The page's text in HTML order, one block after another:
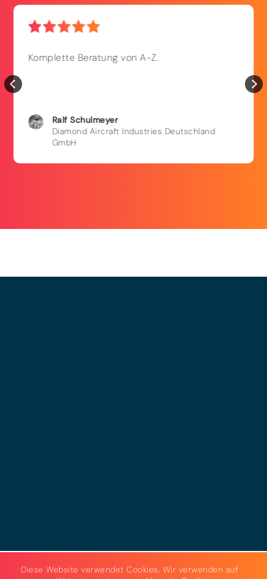
Komplette Beratung von A-Z.
Ralf Schulmeyer
Diamond Aircraft Industries Deutschland
GmbH
Diese Website verwendet Cookies. Wir verwenden auf